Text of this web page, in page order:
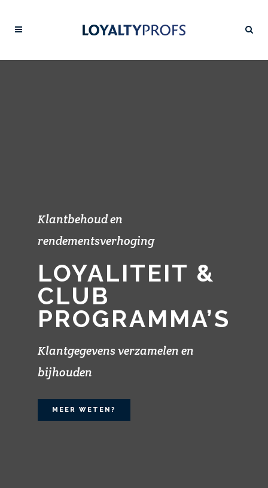
Klantbehoud en
rendementsverhoging
LOYALITEIT &
CLUB
PROGRAMMA’S
Klantgegevens verzamelen en
bijhouden
MEER WETEN?